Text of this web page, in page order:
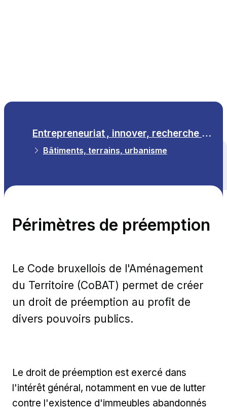
Entrepreneuriat , innover, recherche scientifique
Bâtiments, terrains, urbanisme
Périmètres de préemption
Le Code bruxellois de l'Aménagement
du Territoire (CoBAT) permet de créer
un droit de préemption au profit de
divers pouvoirs publics.
Le droit de préemption est exercé dans
l'intérêt général, notamment en vue de lutter
contre l'existence d'immeubles abandonnés